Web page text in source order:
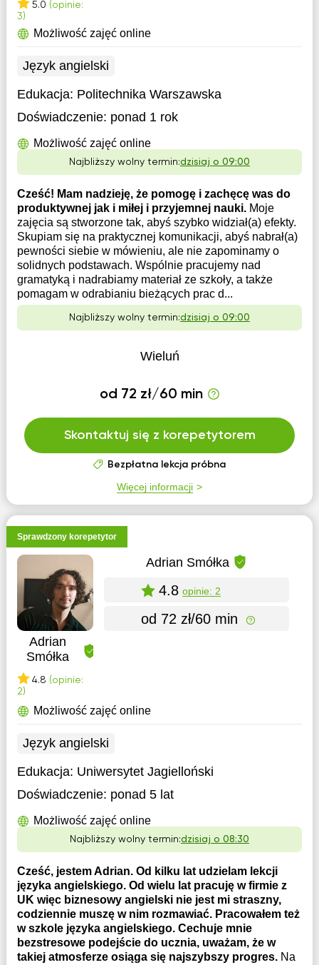
5.0 (opinie:
3)
Możliwość zajęć online
Język angielski
Edukacja: Politechnika Warszawska
Doświadczenie: ponad 1 rok
Możliwość zajęć online
Najbliższy wolny termin:dzisiaj o 09:00
Cześć! Mam nadzieję, że pomogę i zachęcę was do
produktywnej jak i miłej i przyjemnej nauki. Moje
zajęcia są stworzone tak, abyś szybko widział(a) efekty.
Skupiam się na praktycznej komunikacji, abyś nabrał(a)
pewności siebie w mówieniu, ale nie zapominamy o
solidnych podstawach. Wspólnie pracujemy nad
gramatyką i nadrabiamy materiał ze szkoły, a także
pomagam w odrabianiu bieżących prac d...
Najbliższy wolny termin:dzisiaj o 09:00
Wieluń
od 72 zł/60 min
Skontaktuj się z korepetytorem
Bezpłatna lekcja próbna
Więcej informacji
Sprawdzony korepetytor
Adrian
Smółka
4.8 (opinie:
2)
Adrian Smółka
4.8 opinie: 2
od 72 zł/60 min
Możliwość zajęć online
Język angielski
Edukacja: Uniwersytet Jagielloński
Doświadczenie: ponad 5 lat
Możliwość zajęć online
Najbliższy wolny termin:dzisiaj o 08:30
Cześć, jestem Adrian. Od kilku lat udzielam lekcji
języka angielskiego. Od wielu lat pracuję w firmie z
UK więc biznesowy angielski nie jest mi straszny,
codziennie muszę w nim rozmawiać. Pracowałem też
w szkole języka angielskiego. Cechuje mnie
bezstresowe podejście do ucznia, uważam, że w
takiej atmosferze osiąga się najszybszy progres. Na